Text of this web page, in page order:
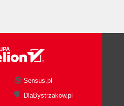
Sensus.pl
DlaBystrzakow.pl